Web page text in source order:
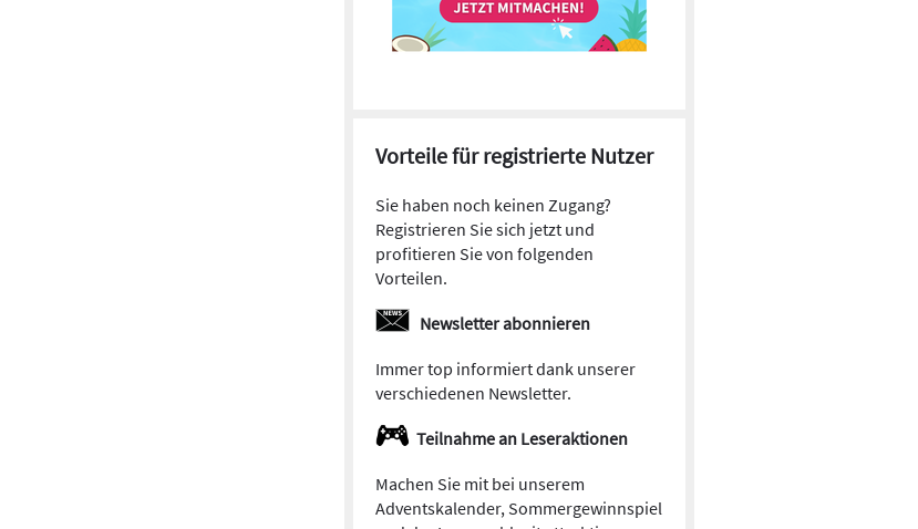
Vorteile für registrierte Nutzer
Sie haben noch keinen Zugang?
Registrieren Sie sich jetzt und
profitieren Sie von folgenden
Vorteilen.
Newsletter abonnieren
Immer top informiert dank unserer
verschiedenen Newsletter.
Teilnahme an Leseraktionen
Machen Sie mit bei unserem
Adventskalender, Sommergewinnspiel